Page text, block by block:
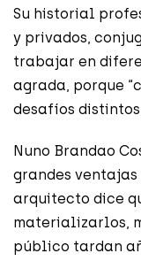
Su historial
y privados,
trabajar en
agrada, porque
desafíos
Nuno Brandao
grandes
arquitecto dice
materializarlos,
público tardan